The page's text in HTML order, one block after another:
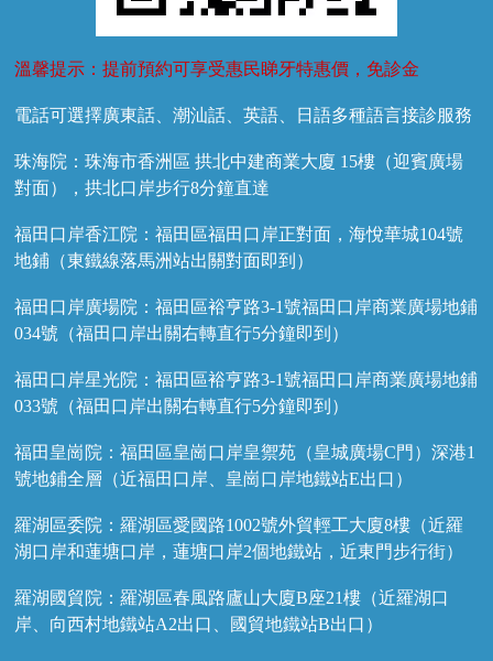
溫馨提示：提前預約可享受惠民睇牙特惠價，免診金
電話可選擇廣東話、潮汕話、英語、日語多種語言接診服務
珠海院：珠海市香洲區 拱北中建商業大廈 15樓（迎賓廣場
對面），拱北口岸步行8分鐘直達
福田口岸香江院：福田區福田口岸正對面，海悅華城104號
地鋪（東鐵線落馬洲站出關對面即到）
福田口岸廣場院：福田區裕亨路3-1號福田口岸商業廣場地鋪
034號（福田口岸出關右轉直行5分鐘即到）
福田口岸星光院：福田區裕亨路3-1號福田口岸商業廣場地鋪
033號（福田口岸出關右轉直行5分鐘即到）
福田皇崗院：福田區皇崗口岸皇禦苑（皇城廣場C門）深港1
號地鋪全層（近福田口岸、皇崗口岸地鐵站E出口）
羅湖區委院：羅湖區愛國路1002號外貿輕工大廈8樓（近羅
湖口岸和蓮塘口岸，蓮塘口岸2個地鐵站，近東門步行街）
羅湖國貿院：羅湖區春風路廬山大廈B座21樓（近羅湖口
岸、向西村地鐵站A2出口、國貿地鐵站B出口）